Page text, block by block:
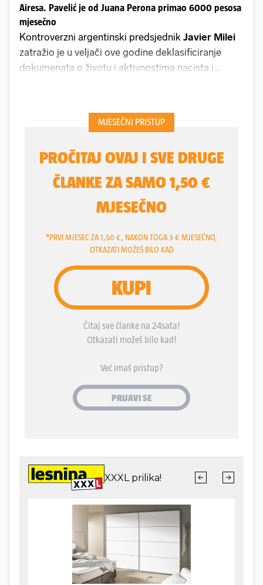
Airesa. Pavelić je od Juana Perona primao 6000 pesosa
mjesečno
Kontroverzni argentinski predsjednik Javier Milei
zatražio je u veljači ove godine deklasificiranje
dokumenata o životu i aktivnostima nacista i
kasnije argentinski nacionalni arhiv pustio je u
javnost intrigantne dokumente.